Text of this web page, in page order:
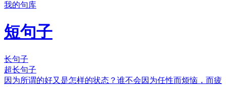
我的句库
短句子
长句子
超长句子
因为所谓的好又是怎样的状态？谁不会因为任性而烦恼，而疲